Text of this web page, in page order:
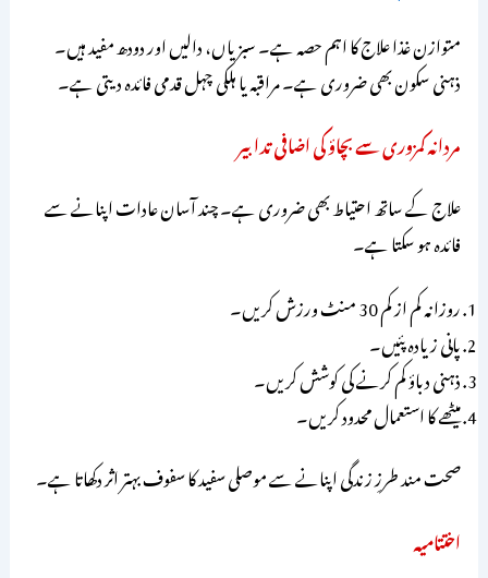
متوازن غذا علاج کا اہم حصہ ہے۔ سبزیاں، دالیں اور دودھ مفید ہیں۔
ذہنی سکون بھی ضروری ہے۔ مراقبہ یا ہلکی چہل قدمی فائدہ دیتی ہے۔
مردانہ کمزوری سے بچاؤ کی اضافی تدابیر
علاج کے ساتھ احتیاط بھی ضروری ہے۔ چند آسان عادات اپنانے سے
فائدہ ہو سکتا ہے۔
روزانہ کم از کم 30 منٹ ورزش کریں۔
پانی زیادہ پئیں۔
ذہنی دباؤ کم کرنے کی کوشش کریں۔
میٹھے کا استعمال محدود کریں۔
صحت مند طرزِ زندگی اپنانے سے موصلی سفید کا سفوف بہتر اثر دکھاتا ہے۔
اختتامیہ